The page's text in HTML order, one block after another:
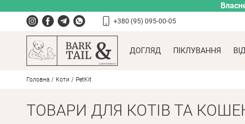
+380 (95) 095-00-05
ДОГЛЯД ПІКЛУВАННЯ
Головна Коти PetKit
ТОВАРИ ДЛЯ КОТІВ ТА